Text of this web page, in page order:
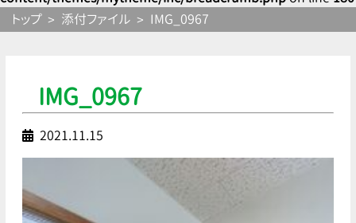
トップ
添付ファイル IMG_0967
IMG_0967
2021.11.15